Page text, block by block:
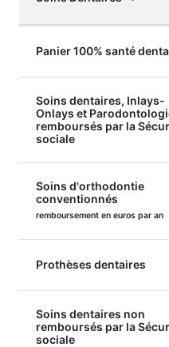
Panier 100% santé
Soins dentaires, Inlays-
Onlays et
remboursés par la
sociale
Soins d'orthodontie
conventionnés
remboursement en euros par an
Prothèses dentaires
Soins dentaires non
remboursés par la
sociale